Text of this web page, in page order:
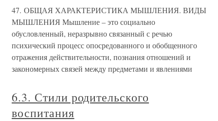
47. ОБЩАЯ ХАРАКТЕРИСТИКА МЫШЛЕНИЯ. ВИДЫ
МЫШЛЕНИЯ Мышление – это социально
обусловленный, неразрывно связанный с речью
психический процесс опосредованного и обобщенного
отражения действительности, познания отношений и
закономерных связей между предметами и явлениями
6.3. Стили родительского
воспитания